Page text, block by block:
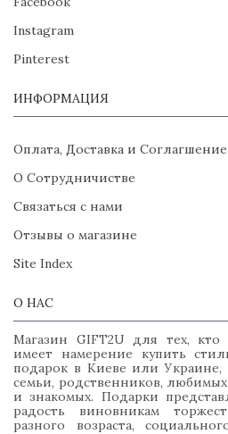
Instagram
Pinterest
ИНФОРМАЦИЯ
Оплата, Доставка и Соглагшение
О Сотрудничистве
Связаться с нами
Отзывы о магазине
Site Index
О НАС
Магазин GIFT2U для тех,
имеет намерение купить
подарок в Киеве или Украине,
семьи, родственников,
и знакомых. Подарки
радость виновникам
разного возраста,